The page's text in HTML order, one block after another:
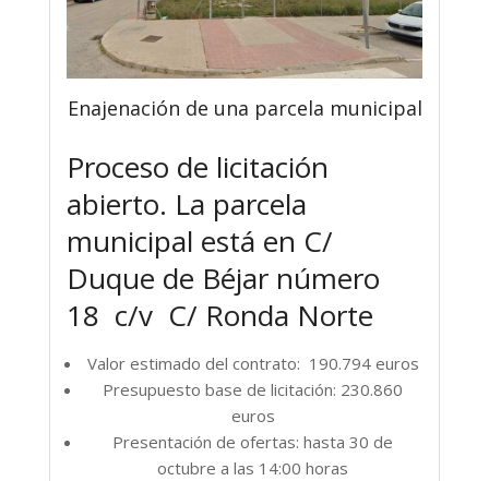
Enajenación de una parcela municipal
Proceso de licitación
abierto. La parcela
municipal está en C/
Duque de Béjar número
18 c/v C/ Ronda Norte
Valor estimado del contrato: 190.794 euros
Presupuesto base de licitación: 230.860
euros
Presentación de ofertas: hasta 30 de
octubre a las 14:00 horas